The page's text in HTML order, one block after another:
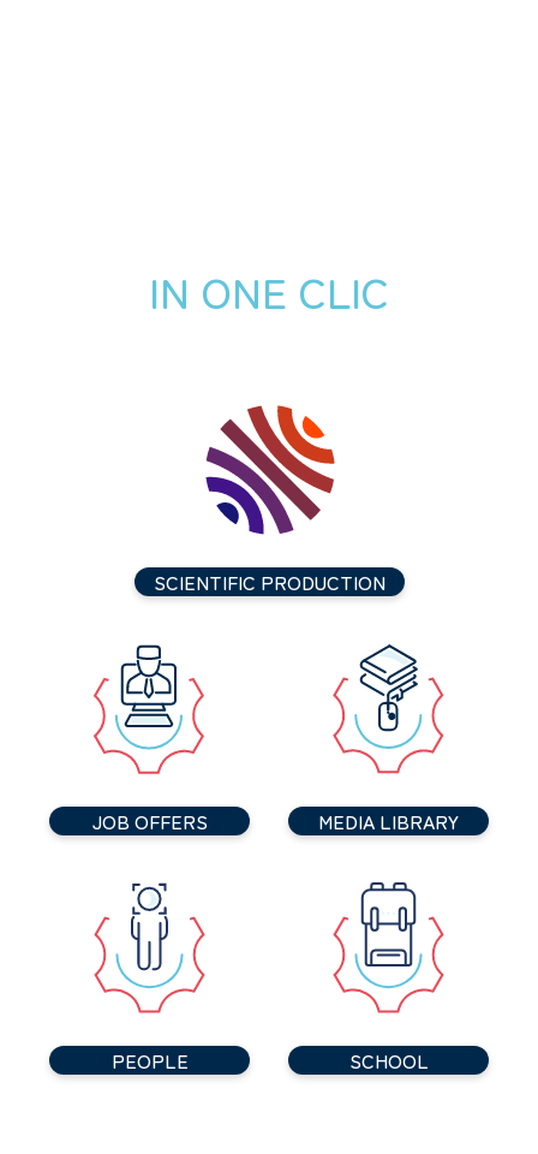
IN ONE CLIC
SCIENTIFIC PRODUCTION
JOB OFFERS MEDIA LIBRARY
PEOPLE SCHOOL